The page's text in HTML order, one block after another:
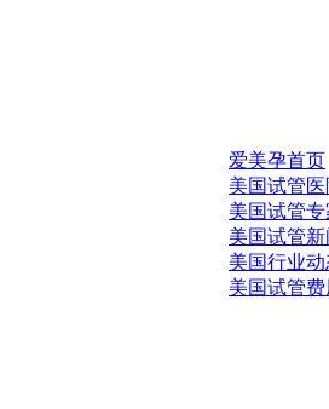
爱美孕首页
美国试管医
美国试管专
美国试管新
美国行业动
美国试管费